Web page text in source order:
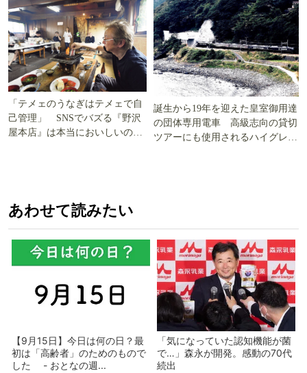
「テメェのうなぎはテメェで自
己管理」 SNSでバズる『野沢
屋本店』は本当においしいの
誕生から19年を迎えた皇室御用達
の団体専用電車 高級志向の貸切
ツアーにも使用されるハイグレー
あわせて読みたい
【9月15日】今日は何の日？最
初は「高齢者」のためのもので
した - おとなの週...
「気になっていた認知機能が菌
で…」森永が開発。感動の70代
続出